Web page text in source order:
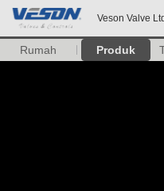
Veson Valve
Rumah Produk